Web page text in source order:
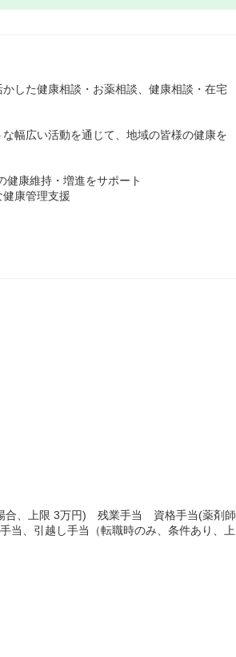
した健康相談・お薬相談、健康相談・在宅
幅広い活動を通じて、地域の皆様の健康を
健康維持・増進をサポート
康管理支援
合、上限 3万円) 残業手当 資格手当(薬剤師
、引越し手当（転職時のみ、条件あり、上